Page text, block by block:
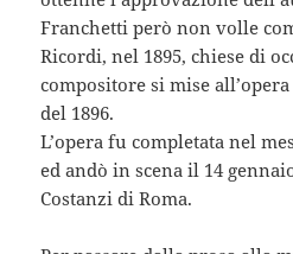
Franchetti però non volle
Ricordi, nel 1895, chiese di
compositore si mise
del 1896.
L’opera fu completata nel
ed andò in scena il 14
Costanzi di Roma.